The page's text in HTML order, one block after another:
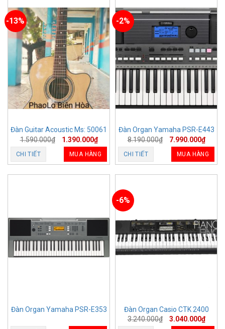
-13%
Đàn Guitar Acoustic Ms: 50061
1.590.000₫ 1.390.000₫
CHI TIẾT MUA HÀNG
-2%
Đàn Organ Yamaha PSR-E443
8.190.000₫ 7.990.000₫
CHI TIẾT MUA HÀNG
Đàn Organ Yamaha PSR-E353
-6%
Đàn Organ Casio CTK 2400
3.240.000₫ 3.040.000₫